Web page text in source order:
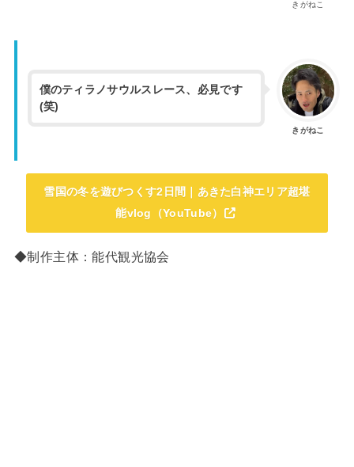
きがねこ
きがねこ
僕のティラノサウルスレース、必見です
(笑)
雪国の冬を遊びつくす2日間｜あきた白神エリア超堪
能vlog（YouTube）
◆制作主体：能代観光協会